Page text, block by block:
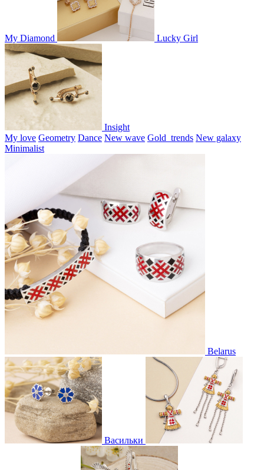
My Diamond Lucky Girl
Insight
My love Geometry Dance New wave Gold_trends New galaxy
Minimalist
Belarus
Васильки